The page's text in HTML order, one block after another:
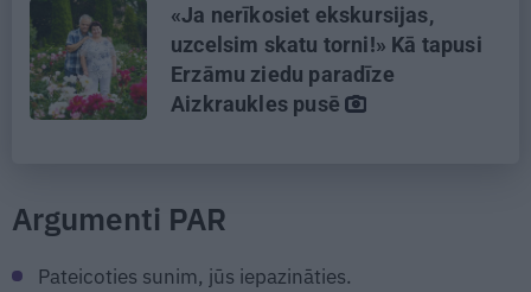
«Ja nerīkosiet ekskursijas,
uzcelsim skatu torni!» Kā tapusi
Erzāmu ziedu paradīze
Aizkraukles pusē
Argumenti PAR
Pateicoties sunim, jūs iepazināties.